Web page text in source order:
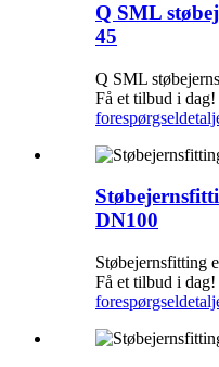
Q SML
45
Q SML
Få et tilbud i dag!
forespørgsel
DN100
Støbejernsfitting
Få et tilbud i dag!
forespørgsel